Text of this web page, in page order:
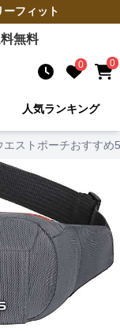
ーフィット
無料
0 0
人気ランキング
エストポーチおすすめ